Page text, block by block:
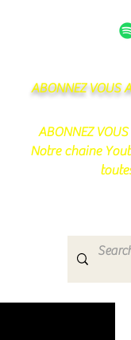
ABONNEZ VOUS
ABONNEZ
Notre chaine